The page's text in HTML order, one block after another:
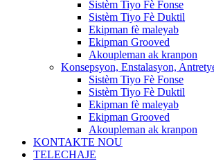
Sistèm Tiyo Fè Fonse
Sistèm Tiyo Fè Duktil
Ekipman fè maleyab
Ekipman Grooved
Akoupleman ak kranpon
Konsepsyon, Enstalasyon,
Sistèm Tiyo Fè Fonse
Sistèm Tiyo Fè Duktil
Ekipman fè maleyab
Ekipman Grooved
Akoupleman ak kranpon
KONTAKTE NOU
TELECHAJE